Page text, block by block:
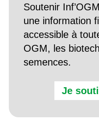
Soutenir
une information
accessible à
OGM, les
semences.
Je